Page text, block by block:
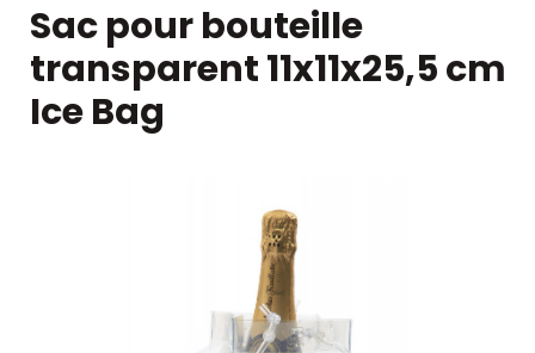
Sac pour bouteille
transparent 11x11x25,5 cm
Ice Bag